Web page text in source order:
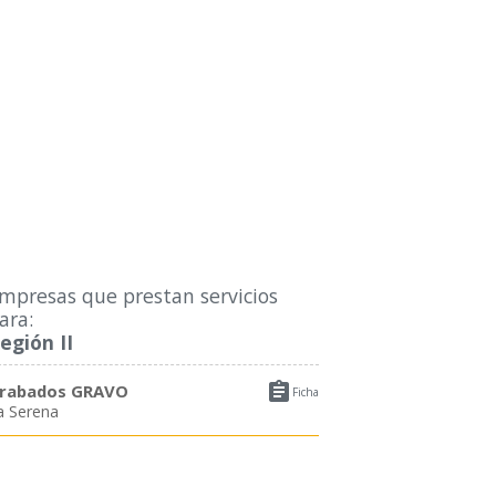
que prestan servicios
II
 Ficha
GRAVO
Serena